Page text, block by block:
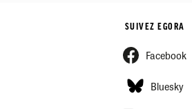
SUIVEZ EGORA
Facebook
Bluesky